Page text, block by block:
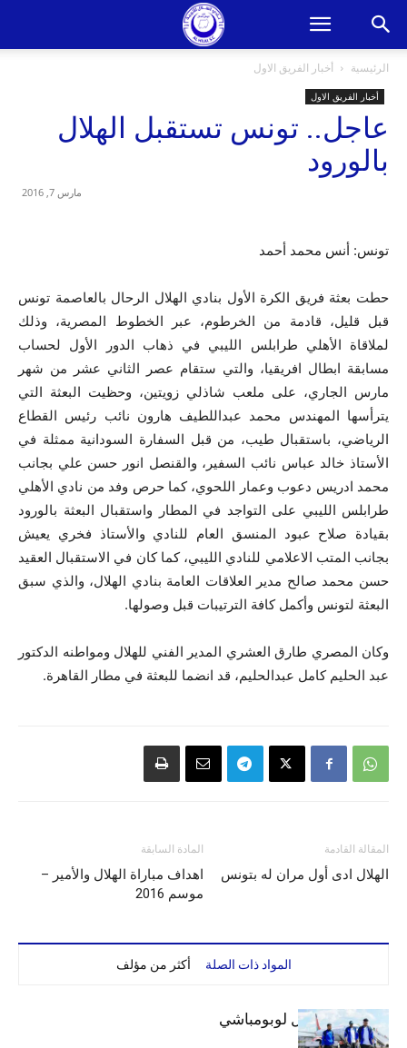
الرئيسية أخبار الفريق الاول
أخبار الفريق الاول
عاجل.. تونس تستقبل الهلال
بالورود
مارس 7, 2016
تونس: أنس محمد أحمد
حطت بعثة فريق الكرة الأول بنادي الهلال الرحال بالعاصمة تونس
قبل قليل، قادمة من الخرطوم، عبر الخطوط المصرية، وذلك
لملاقاة الأهلي طرابلس الليبي في ذهاب الدور الأول لحساب
مسابقة ابطال افريقيا، والتي ستقام عصر الثاني عشر من شهر
مارس الجاري، على ملعب شاذلي زويتين، وحظيت البعثة التي
يترأسها المهندس محمد عبداللطيف هارون نائب رئيس القطاع
الرياضي، باستقبال طيب، من قبل السفارة السودانية ممثلة في
الأستاذ خالد عباس نائب السفير، والقنصل انور حسن علي بجانب
محمد ادريس دعوب وعمار اللحوي، كما حرص وفد من نادي الأهلي
طرابلس الليبي على التواجد في المطار واستقبال البعثة بالورود
بقيادة صلاح عبود المنسق العام للنادي والأستاذ فخري يعيش
بجانب المتب الاعلامي للنادي الليبي، كما كان في الاستقبال العقيد
حسن محمد صالح مدير العلاقات العامة بنادي الهلال، والذي سبق
البعثة لتونس وأكمل كافة الترتيبات قبل وصولها.
وكان المصري طارق العشري المدير الفني للهلال ومواطنه الدكتور
عبد الحليم كامل عبدالحليم، قد انضما للبعثة في مطار القاهرة.
المادة السابقة
اهداف مباراة الهلال والأمير –
موسم 2016
المقالة القادمة
الهلال ادى أول مران له بتونس
المواد ذات الصلة أكثر من مؤلف
بعثة الهلال تصل لوبومباشي